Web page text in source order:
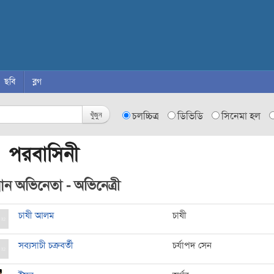
ছবি ব্লগ
খুঁজুন চলচ্চিত্র ডিভিডি সিনেমা হল
অভিনেতা - অভিনেত্রী
চাষী আলম চাষী
সব্যসাচী চক্রবর্তী চর্যাপদ সেন